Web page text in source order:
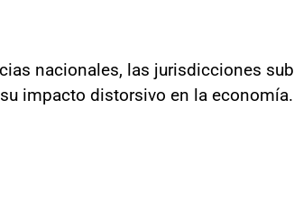
nacionales, las jurisdicciones
impacto distorsivo en la economía.